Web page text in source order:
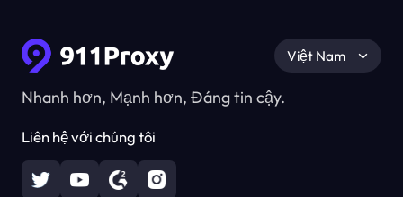
Nhanh hơn, Mạnh hơn, Đáng tin cậy.
Liên hệ với chúng tôi
Việt Nam